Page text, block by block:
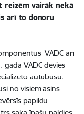
reizēm vairāk nekā
arī to donoru
VADC arī
VADC devies
autobusu.
no visiem asins
papildu
saka īpašu paldies